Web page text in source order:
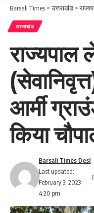
Barsali Times >उत्तराखंड >राज्यपाल
उत्तराखंड
राज्यपाल
आर्मी
किया
Last updated:
February 3, 2023
4:20 pm
Barsali Times Desl